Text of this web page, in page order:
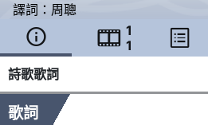
譯詞： 周聰
  1
1

詩歌歌詞
歌詞